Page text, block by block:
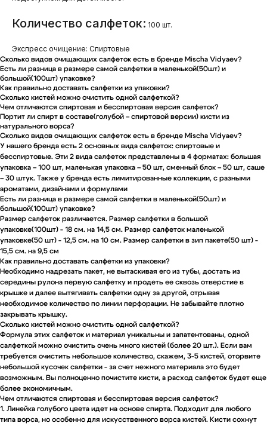
Количество салфеток: 100 шт.
Экспресс очищение: Спиртовые
Сколько видов очищающих салфеток есть в бренде Mischa Vidyaev?
Есть ли разница в размере самой салфетки в маленькой(50шт) и
большой(100шт) упаковке?
Как правильно доставать салфетки из упаковки?
Сколько кистей можно очистить одной салфеткой?
Чем отличаются спиртовая и бесспиртовая версия салфеток?
Портит ли спирт в составе(голубой – спиртовой версии) кисти из
натурального ворса?
Сколько видов очищающих салфеток есть в бренде Mischa Vidyaev?
У нашего бренда есть 2 основных вида салфеток: спиртовые и
бесспиртовые. Эти 2 вида салфеток представлены в 4 форматах: большая
упаковка – 100 шт, маленькая упаковка – 50 шт, сменный блок – 50 шт, саше
– 30 штук. Также у бренда есть лимитированные коллекции, с разными
ароматами, дизайнами и формулами
Есть ли разница в размере самой салфетки в маленькой(50шт) и
большой(100шт) упаковке?
Размер салфеток различается. Размер салфетки в большой
упаковке(100шт) - 18 см. на 14,5 см. Размер салфеток маленькой
упаковке(50 шт) - 12,5 см. на 10 см. Размер салфетки в зип пакете(50 шт) -
15,5 см. на 9,5 см
Как правильно доставать салфетки из упаковки?
Необходимо надрезать пакет, не вытаскивая его из тубы, достать из
середины рулона первую салфетку и продеть ее сквозь отверстие в
крышке и далее вытягивать салфетки одну за другой, отрывая
необходимое количество по линии перфорации. Не забывайте плотно
закрывать крышку.
Сколько кистей можно очистить одной салфеткой?
Формула этих салфеток и материал уникальны и запатентованы, одной
салфеткой можно очистить очень много кистей (более 20 шт.). Если вам
требуется очистить небольшое количество, скажем, 3-5 кистей, оторвите
небольшой кусочек салфетки - за счет нежного материала это будет
возможным. Вы полноценно почистите кисти, а расход салфеток будет еще
более экономичным.
Чем отличаются спиртовая и бесспиртовая версия салфеток?
1. Линейка голубого цвета идет на основе спирта. Подходит для любого
типа ворса, но особенно для искусственного ворса кистей. Кисти сохнут